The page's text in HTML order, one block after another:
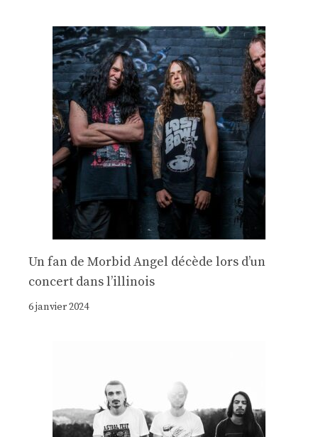
Un fan de Morbid Angel décède lors d’un
concert dans l’illinois
6 janvier 2024